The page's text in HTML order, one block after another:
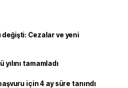
Cezalar ve yeni
tamamladı
için 4 ay süre tanındı